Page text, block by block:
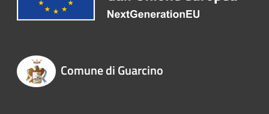
Comune di Guarcino